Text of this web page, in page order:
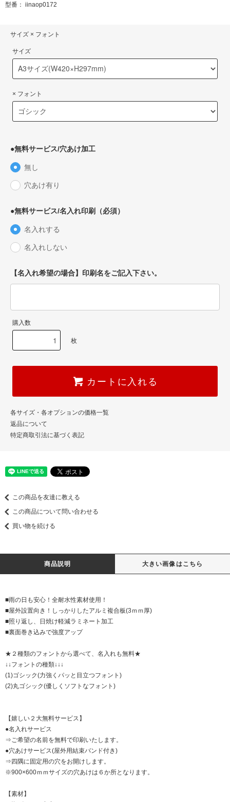
型番： iinaop0172
サイズ × フォント
サイズ
× フォント
●無料サービス/穴あけ加工
無し
穴あけ有り
●無料サービス/名入れ印刷（必須）
名入れする
名入れしない
【名入れ希望の場合】印刷名をご記入下さい。
購入数
枚
カートに入れる
各サイズ・各オプションの価格一覧
返品について
特定商取引法に基づく表記
この商品を友達に教える
この商品について問い合わせる
買い物を続ける
商品説明 大きい画像はこちら
■雨の日も安心！全耐水性素材使用！
■屋外設置向き！しっかりしたアルミ複合板(3ｍｍ厚)
■照り返し、日焼け軽減ラミネート加工
■裏面巻き込みで強度アップ
★２種類のフォントから選べて、名入れも無料★
↓↓フォントの種類↓↓↓
(1)ゴシック(力強くパッと目立つフォント)
(2)丸ゴシック(優しくソフトなフォント)
【嬉しい２大無料サービス】
●名入れサービス
⇒ご希望の名前を無料で印刷いたします。
●穴あけサービス(屋外用結束バンド付き)
⇒四隅に固定用の穴をお開けします。
※900×600ｍｍサイズの穴あけは６か所となります。
【素材】